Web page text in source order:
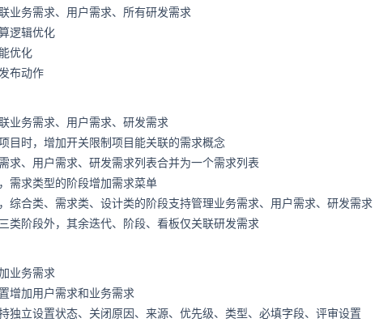
业务需求、用户需求、所有研发需求
逻辑优化
优化
布动作
业务需求、用户需求、研发需求
目时，增加开关限制项目能关联的需求概念
求、用户需求、研发需求列表合并为一个需求列表
需求类型的阶段增加需求菜单
综合类、需求类、设计类的阶段支持管理业务需求、用户需求、研发需求
类阶段外，其余迭代、阶段、看板仅关联研发需求
业务需求
增加用户需求和业务需求
独立设置状态、关闭原因、来源、优先级、类型、必填字段、评审设置